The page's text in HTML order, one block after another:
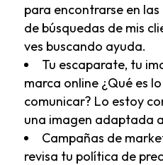
para encontrarse en
de búsquedas de mis
ves buscando ayuda.
Tu escaparate, tu
marca online ¿Qué es
comunicar? Lo estoy
una imagen adaptada
Campañas de
revisa tu política de